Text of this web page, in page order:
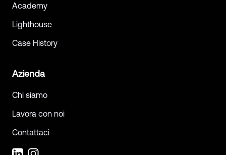
Academy
Lighthouse
Case History
Azienda
Chi siamo
Lavora con noi
Contattaci